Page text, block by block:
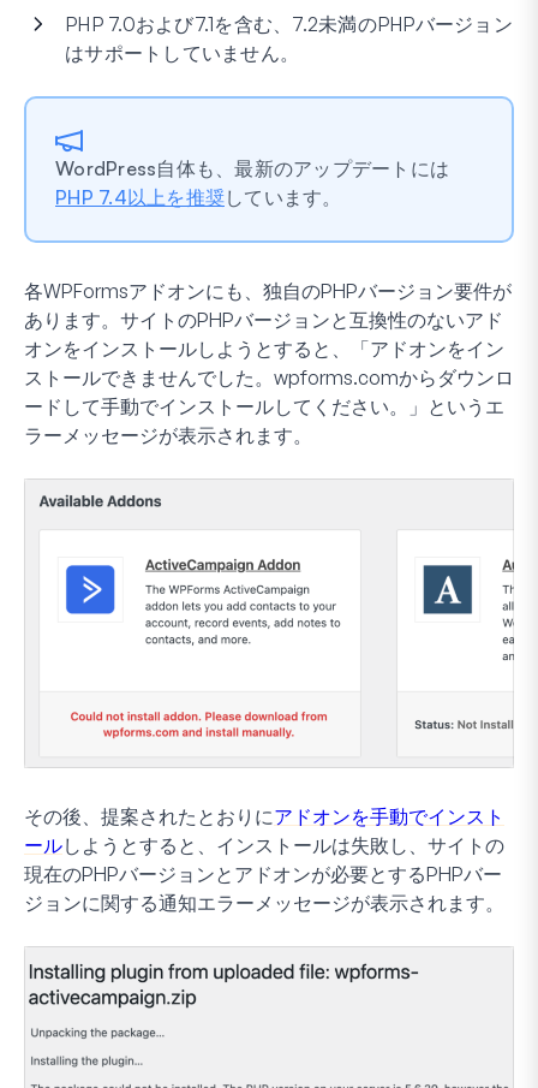
PHP 7.0および7.1を含む、7.2未満のPHPバージョン
はサポートしていません。
WordPress自体も、最新のアップデートには
PHP 7.4以上を推奨しています。
各WPFormsアドオンにも、独自のPHPバージョン要件が
あります。サイトのPHPバージョンと互換性のないアド
オンをインストールしようとすると、「アドオンをイン
ストールできませんでした。wpforms.comからダウンロ
ードして手動でインストールしてください。」というエ
ラーメッセージが表示されます。
その後、提案されたとおりにアドオンを手動でインスト
ールしようとすると、インストールは失敗し、サイトの
現在のPHPバージョンとアドオンが必要とするPHPバー
ジョンに関する通知エラーメッセージが表示されます。